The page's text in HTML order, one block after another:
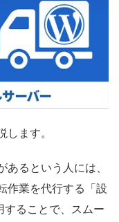
します。
るという人には、
作業を代行する「設
ることで、スムー